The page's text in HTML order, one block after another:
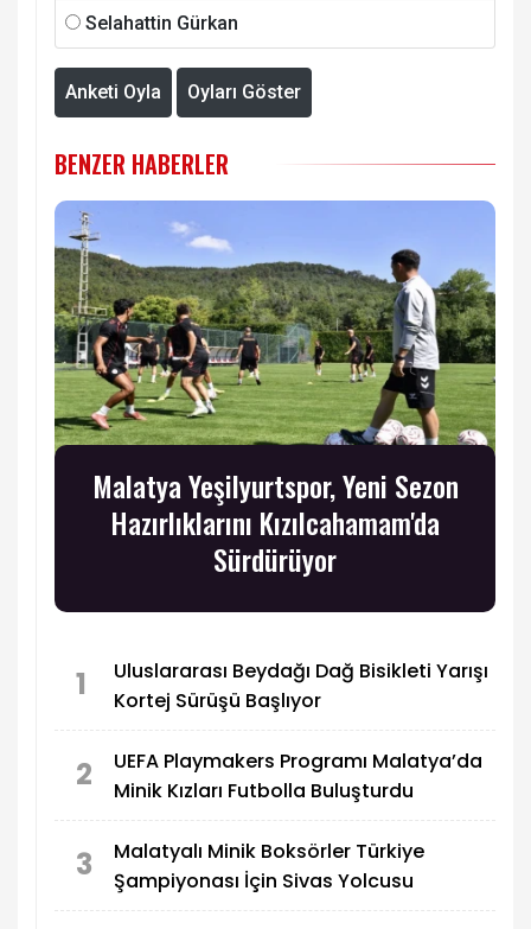
Selahattin Gürkan
Anketi Oyla Oyları Göster
BENZER HABERLER
Malatya Yeşilyurtspor, Yeni Sezon
Hazırlıklarını Kızılcahamam'da
Sürdürüyor
1
Uluslararası Beydağı Dağ Bisikleti Yarışı
Kortej Sürüşü Başlıyor
2
UEFA Playmakers Programı Malatya’da
Minik Kızları Futbolla Buluşturdu
3
Malatyalı Minik Boksörler Türkiye
Şampiyonası İçin Sivas Yolcusu